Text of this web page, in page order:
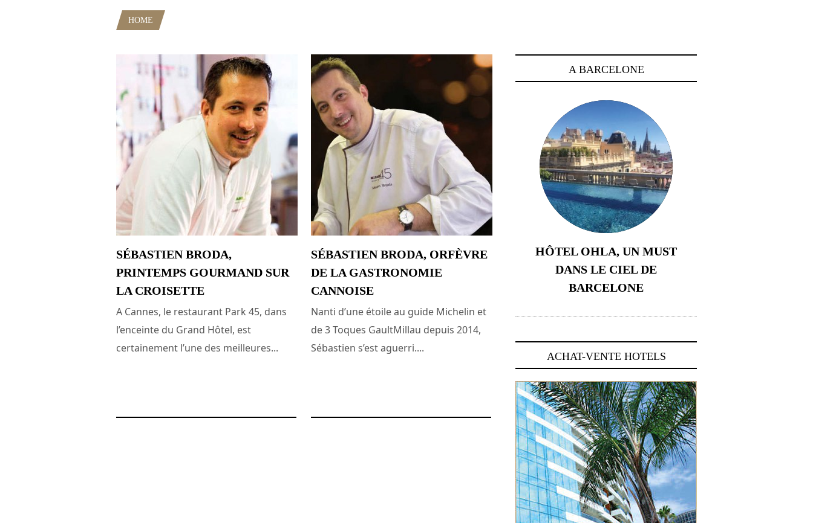
HOME
SÉBASTIEN BRODA,
PRINTEMPS GOURMAND SUR
LA CROISETTE
A Cannes, le restaurant Park 45, dans
l’enceinte du Grand Hôtel, est
certainement l’une des meilleures...
SÉBASTIEN BRODA, ORFÈVRE
DE LA GASTRONOMIE
CANNOISE
Nanti d’une étoile au guide Michelin et
de 3 Toques GaultMillau depuis 2014,
Sébastien s’est aguerri....
A BARCELONE
HÔTEL OHLA, UN MUST
DANS LE CIEL DE
BARCELONE
ACHAT-VENTE HOTELS